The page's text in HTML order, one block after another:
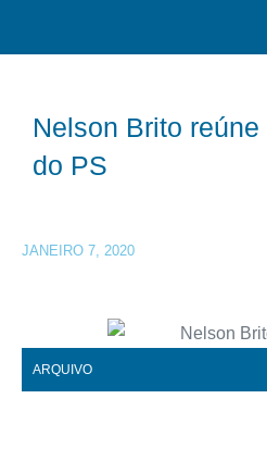
Nelson Brito
do PS
JANEIRO 7, 2020
ARQUIVO